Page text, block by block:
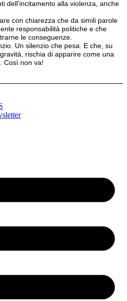
dell’incitamento alla violenza, anche
con chiarezza che da simili parole
responsabilità politiche e che
le conseguenze.
Un silenzio che pesa. E che, su
rischia di apparire come una
Così non va!